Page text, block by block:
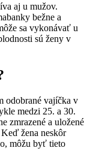
aj u mužov.
bežne a
sa vykonávať u
sú ženy v
odobrané vajíčka v
medzi 25. a 30.
zmrazené a uložené
žena neskôr
môžu byť tieto